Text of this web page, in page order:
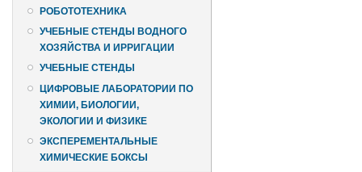
РОБОТОТЕХНИКА
УЧЕБНЫЕ СТЕНДЫ ВОДНОГО
ХОЗЯЙСТВА И ИРРИГАЦИИ
УЧЕБНЫЕ СТЕНДЫ
ЦИФРОВЫЕ ЛАБОРАТОРИИ ПО
ХИМИИ, БИОЛОГИИ,
ЭКОЛОГИИ И ФИЗИКЕ
ЭКСПЕРЕМЕНТАЛЬНЫЕ
ХИМИЧЕСКИЕ БОКСЫ